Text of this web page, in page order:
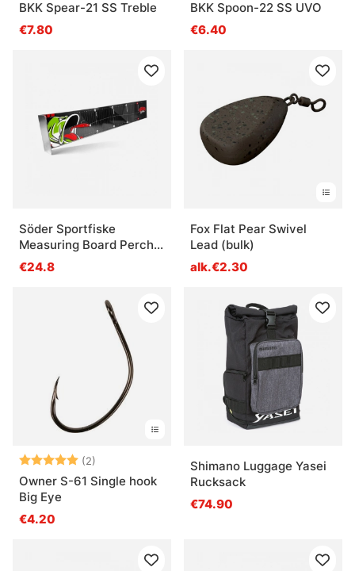
BKK Spear-21 SS Treble
€7.80
BKK Spoon-22 SS UVO
€6.40
Söder Sportfiske
Measuring Board Perch
60cm
€24.8
Fox Flat Pear Swivel
Lead (bulk)
alk.€2.30
Arvio: (2)
5.0 5:sta tähdestä
Owner S-61 Single hook
Big Eye
€4.20
Shimano Luggage Yasei
Rucksack
€74.90